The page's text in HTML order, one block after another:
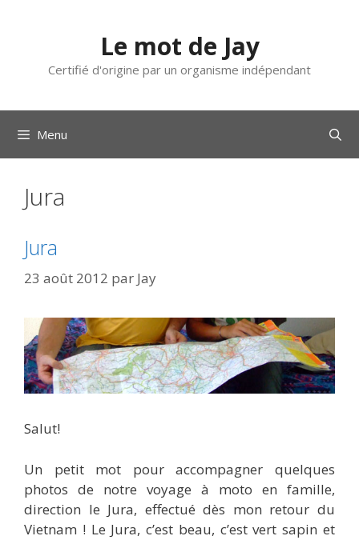
Le mot de Jay
Certifié d'origine par un organisme indépendant
Menu
Jura
Jura
23 août 2012 par Jay
Salut!
Un petit mot pour accompagner quelques
photos de notre voyage à moto en famille,
direction le Jura, effectué dès mon retour du
Vietnam ! Le Jura, c’est beau, c’est vert sapin et